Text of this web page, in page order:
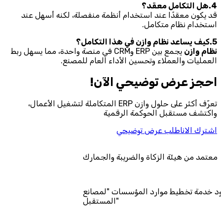
4.هل التكامل معقد؟
قد يكون معقدًا عند استخدام أنظمة منفصلة، لكنه أسهل عند
استخدام نظام متكامل.
5.كيف يساعد نظام وازن في هذا التكامل؟
نظام وازن
يجمع بين ERP وCRM في منصة واحدة، مما يسهل ربط
العمليات والعملاء وتحسين الأداء العام للمصنع.
احجز‎ عرض توضيحي الآن!
تعرّف أكثر على حلول وازن ERP المتكاملة لتشغيل الأعمال،
واكتشف مستقبل الحوكمة الرقمية
اشترك الاناطلب عرض توضيحي
معتمد من هيئة الزكاة والضريبة والجمارك
كمزود خدمة تخطيط موارد المؤسسات "لمصانع
المستقبل"